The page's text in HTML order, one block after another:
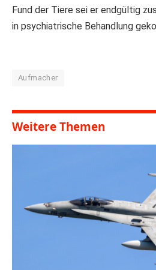
Fund der Tiere sei er endgültig
in psychiatrische Behandlung
Aufmacher
Weitere Themen